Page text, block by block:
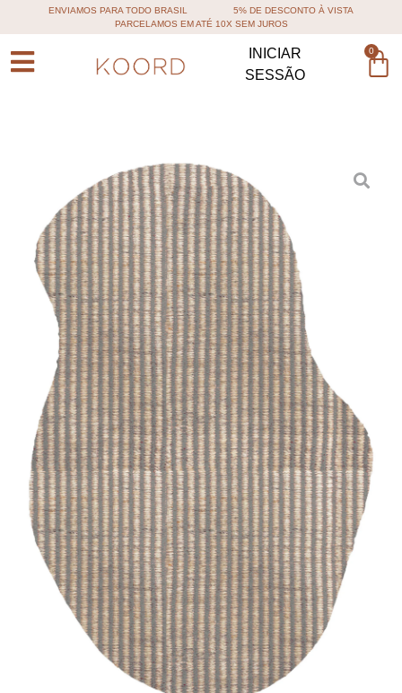
ENVIAMOS PARA TODO BRASIL
5% DE DESCONTO À VISTA
PARCELAMOS EM ATÉ 10X SEM JUROS
INICIAR
SESSÃO
0